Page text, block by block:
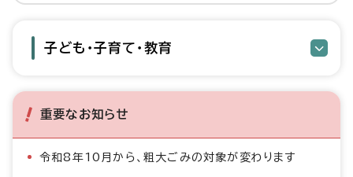
子ども・子育て・教育
重要なお知らせ
令和8年10月から、粗大ごみの対象が変わります